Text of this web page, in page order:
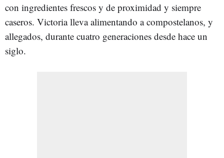
con ingredientes frescos y de proximidad y siempre
caseros. Victoria lleva alimentando a compostelanos, y
allegados, durante cuatro generaciones desde hace un
siglo.